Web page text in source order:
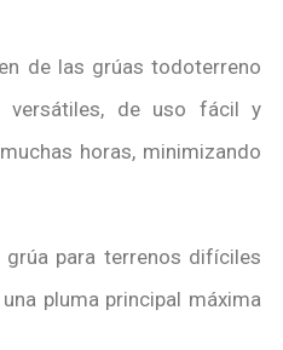
de las grúas todoterreno
versátiles, de uso fácil y
horas, minimizando
grúa para terrenos difíciles
pluma principal máxima